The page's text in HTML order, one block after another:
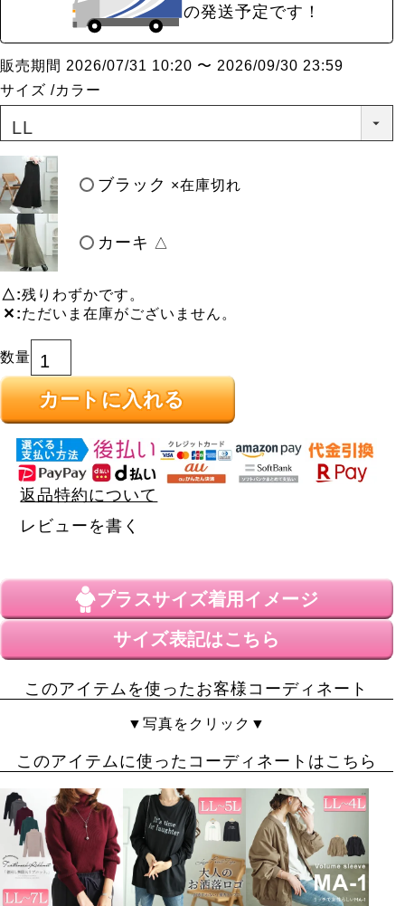
の発送予定です！
販売期間 2026/07/31 10:20 〜 2026/09/30 23:59
サイズ
カラー
ブラック ×在庫切れ
カーキ △
△ 残りわずかです。
✕ ただいま在庫がございません。
カートに入れる
返品特約について
レビューを書く
プラスサイズ着用イメージ
サイズ表記はこちら
このアイテムを使ったお客様コーディネート
▼写真をクリック▼
このアイテムに使ったコーディネートはこちら